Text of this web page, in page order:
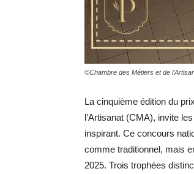
©Chambre des Métiers et de
La cinquième édition du
l’Artisanat (CMA), invite
inspirant. Ce concours
comme traditionnel, mais
2025. Trois trophées